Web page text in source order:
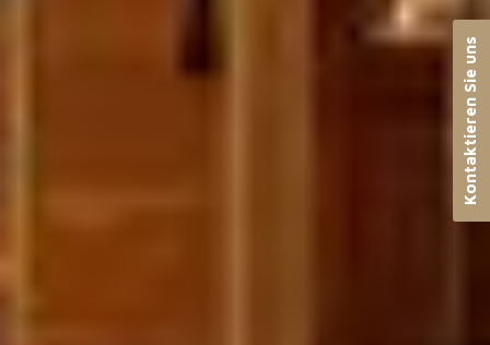
Kontaktieren Sie uns